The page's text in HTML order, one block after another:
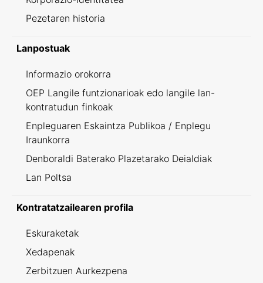
Pezetaren historia
Lanpostuak
Informazio orokorra
OEP Langile funtzionarioak edo langile lan-
kontratudun finkoak
Enpleguaren Eskaintza Publikoa / Enplegu
Iraunkorra
Denboraldi Baterako Plazetarako Deialdiak
Lan Poltsa
Kontratatzailearen profila
Eskuraketak
Xedapenak
Zerbitzuen Aurkezpena